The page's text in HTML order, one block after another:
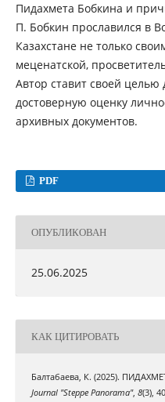
Пидахмета Бобкина и
П. Бобкин прославился в
Казахстане не только
меценатской,
Автор ставит своей целью
достоверную оценку
архивных документов.
PDF
ОПУБЛИКОВАН
25.06.2025
КАК ЦИТИРОВАТЬ
Балтабаева, К. (2025).
Journal "Steppe Panorama", 8(3),